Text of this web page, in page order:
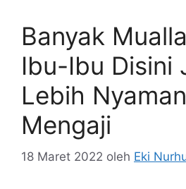
Banyak
Ibu-Ibu Disini
Lebih
Mengaji
18 Maret 2022 oleh Eki